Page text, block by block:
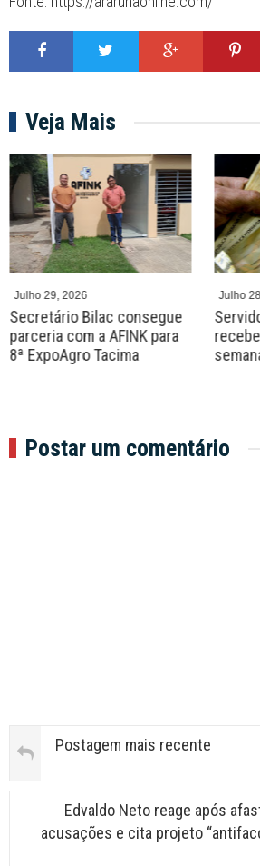
Veja Mais
Julho 29, 2026
Secretário Bilac consegue
parceria com a AFINK para
8ª ExpoAgro Tacima
Julho
Postar um comentário
Postagem mais recente
Edvaldo Neto reage após
acusações e cita projeto